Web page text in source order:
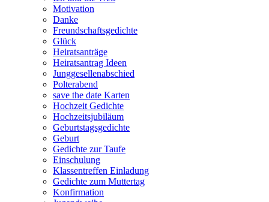
Motivation
Danke
Freundschaftsgedichte
Glück
Heiratsanträge
Heiratsantrag Ideen
Junggesellenabschied
Polterabend
save the date Karten
Hochzeit Gedichte
Hochzeitsjubiläum
Geburtstagsgedichte
Geburt
Gedichte zur Taufe
Einschulung
Klassentreffen Einladung
Gedichte zum Muttertag
Konfirmation